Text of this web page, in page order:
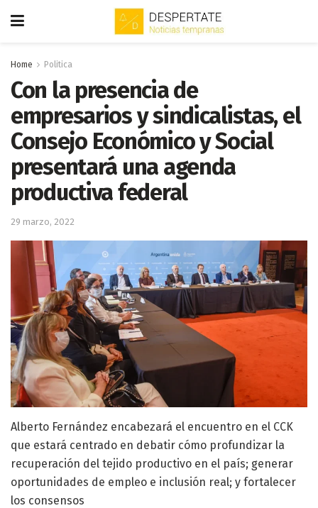
Home Politica
Con la presencia de
empresarios y sindicalistas, el
Consejo Económico y Social
presentará una agenda
productiva federal
29 marzo, 2022
Alberto Fernández encabezará el encuentro en el CCK
que estará centrado en debatir cómo profundizar la
recuperación del tejido productivo en el país; generar
oportunidades de empleo e inclusión real; y fortalecer
los consensos